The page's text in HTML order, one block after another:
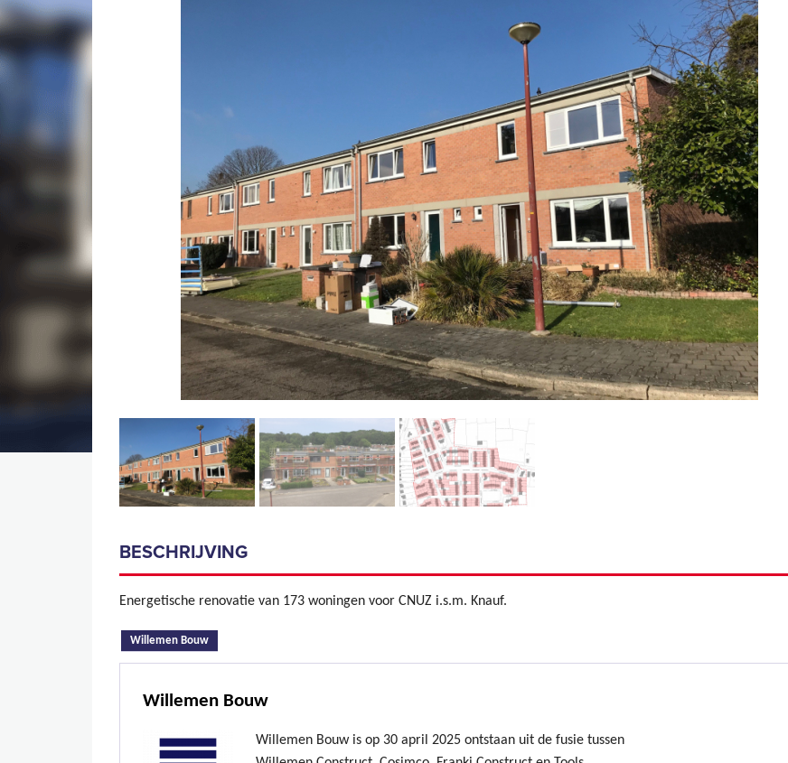
BESCHRIJVING
Energetische renovatie van 173 woningen voor CNUZ i.s.m. Knauf.
Willemen Bouw
Willemen Bouw
Willemen Bouw is op 30 april 2025 ontstaan uit de fusie tussen